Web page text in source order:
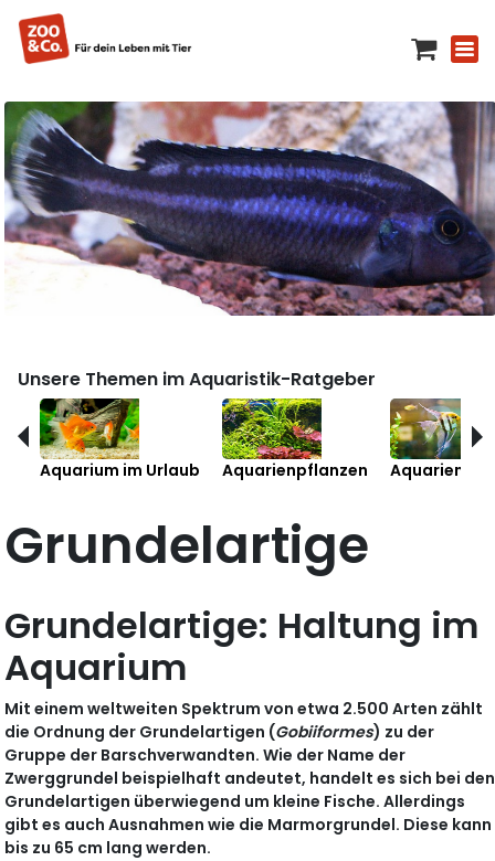
Unsere Themen im Aquaristik-Ratgeber
Aquarium im Urlaub Aquarienpflanzen
Grundelartige
Grundelartige: Haltung im
Aquarium
Mit einem weltweiten Spektrum von etwa 2.500 Arten zählt
die Ordnung der Grundelartigen (Gobiiformes) zu der
Gruppe der Barschverwandten. Wie der Name der
Zwerggrundel beispielhaft andeutet, handelt es sich bei den
Grundelartigen überwiegend um kleine Fische. Allerdings
gibt es auch Ausnahmen wie die Marmorgrundel. Diese kann
bis zu 65 cm lang werden.